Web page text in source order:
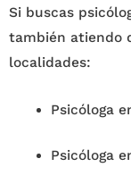
Si buscas
también atiendo
localidades:
Psicóloga
Psicóloga